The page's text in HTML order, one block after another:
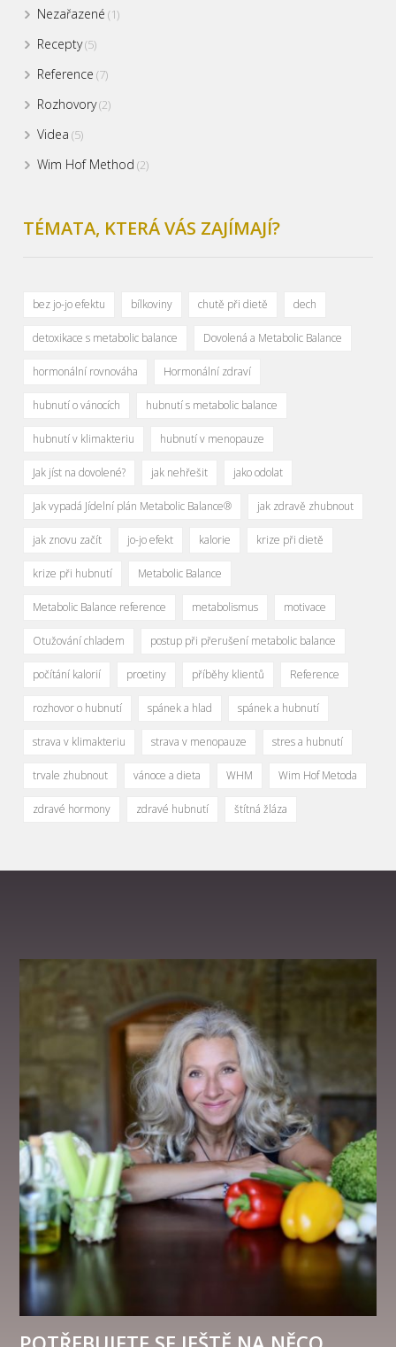
Nezařazené (1)
Recepty(5)
Reference (7)
Rozhovory(2)
Videa (5)
Wim Hof Method (2)
TÉMATA, KTERÁ VÁS ZAJÍMAJÍ?
bez jo-jo efektu bílkoviny chutě při dietě dech
detoxikace s metabolic balance Dovolená a Metabolic Balance
hormonální rovnováha Hormonální zdraví
hubnutí o vánocích hubnutí s metabolic balance
hubnutí v klimakteriu hubnutí v menopauze
Jak jíst na dovolené? jak nehřešit jako odolat
Jak vypadá Jídelní plán Metabolic Balance® jak zdravě zhubnout
jak znovu začít jo-jo efekt kalorie krize při dietě
krize při hubnutí Metabolic Balance
Metabolic Balance reference metabolismus motivace
Otužování chladem postup při přerušení metabolic balance
počítání kalorií proetiny příběhy klientů Reference
rozhovor o hubnutí spánek a hlad spánek a hubnutí
strava v klimakteriu strava v menopauze stres a hubnutí
trvale zhubnout vánoce a dieta WHM Wim Hof Metoda
zdravé hormony zdravé hubnutí štítná žláza